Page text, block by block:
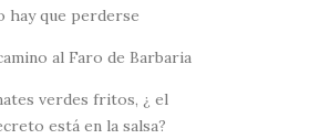
hay que perderse
al Faro de Barbaria
verdes fritos, ¿ el
está en la salsa?